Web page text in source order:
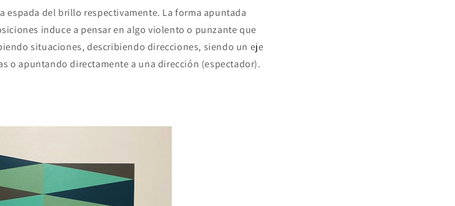
espada del brillo respectivamente. La forma apuntada
induce a pensar en algo violento o punzante que
situaciones, describiendo direcciones, siendo un eje
o apuntando directamente a una dirección (espectador).